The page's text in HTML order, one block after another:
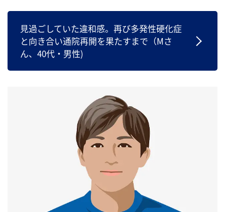
見過ごしていた違和感。再び多発性硬化症
と向き合い通院再開を果たすまで（Mさ
ん、40代・男性)